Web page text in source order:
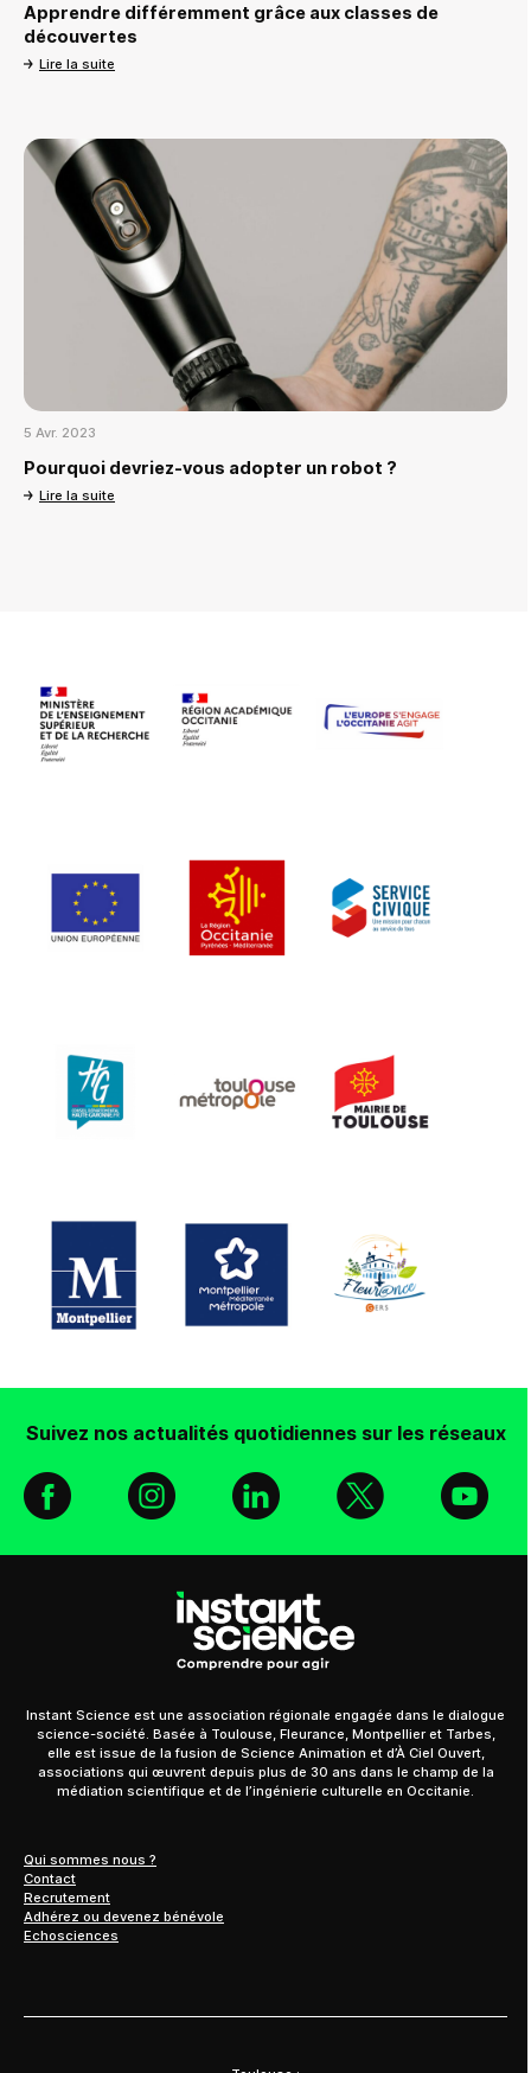
Apprendre différemment grâce aux classes de
découvertes
Lire la suite
5 Avr. 2023
Pourquoi devriez-vous adopter un robot ?
Lire la suite
Suivez nos actualités quotidiennes sur les réseaux
Facebook
Instagram
Linkedin
X
Qui sommes nous ?
Contact
Recrutement
Adhérez ou devenez bénévole
Echosciences
Instant Science est une association régionale engagée dans le dialogue
science-société. Basée à Toulouse, Fleurance, Montpellier et Tarbes,
elle est issue de la fusion de Science Animation et d’À Ciel Ouvert,
associations qui œuvrent depuis plus de 30 ans dans le champ de la
médiation scientifique et de l’ingénierie culturelle en Occitanie.